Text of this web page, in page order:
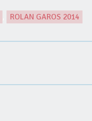
ROLAN GAROS 2014